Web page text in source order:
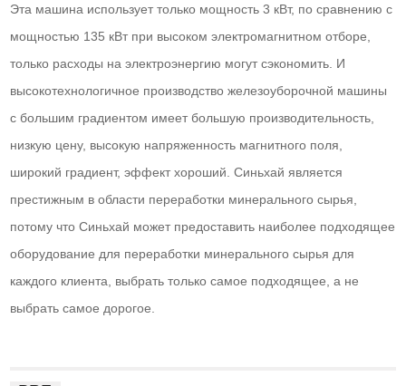
Эта машина использует только мощность 3 кВт, по сравнению с
мощностью 135 кВт при высоком электромагнитном отборе,
только расходы на электроэнергию могут сэкономить. И
высокотехнологичное производство железоуборочной машины
с большим градиентом имеет большую производительность,
низкую цену, высокую напряженность магнитного поля,
широкий градиент, эффект хороший. Синьхай является
престижным в области переработки минерального сырья,
потому что Синьхай может предоставить наиболее подходящее
оборудование для переработки минерального сырья для
каждого клиента, выбрать только самое подходящее, а не
выбрать самое дорогое.